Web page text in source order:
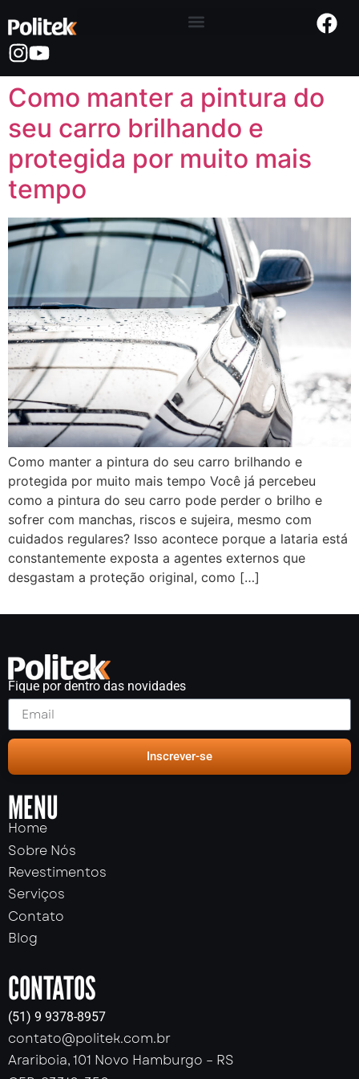
Como manter a pintura do
seu carro brilhando e
protegida por muito mais
tempo
Como manter a pintura do seu carro brilhando e
protegida por muito mais tempo Você já percebeu
como a pintura do seu carro pode perder o brilho e
sofrer com manchas, riscos e sujeira, mesmo com
cuidados regulares? Isso acontece porque a lataria está
constantemente exposta a agentes externos que
desgastam a proteção original, como […]
Fique por dentro das novidades
Inscrever-se
MENU
Home
Sobre Nós
Revestimentos
Serviços
Contato
Blog
CONTATOS
(51) 9 9378-8957
contato@politek.com.br
Arariboia, 101 Novo Hamburgo – RS